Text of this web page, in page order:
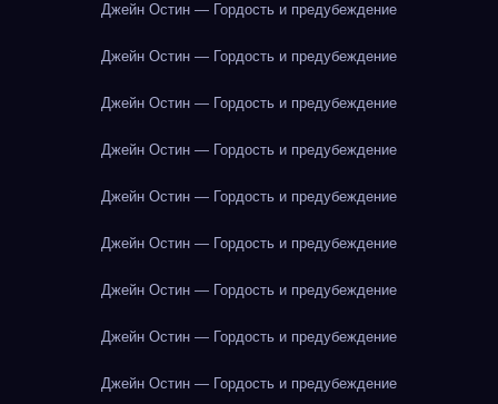
Джейн Остин — Гордость и предубеждение
Джейн Остин — Гордость и предубеждение
Джейн Остин — Гордость и предубеждение
Джейн Остин — Гордость и предубеждение
Джейн Остин — Гордость и предубеждение
Джейн Остин — Гордость и предубеждение
Джейн Остин — Гордость и предубеждение
Джейн Остин — Гордость и предубеждение
Джейн Остин — Гордость и предубеждение